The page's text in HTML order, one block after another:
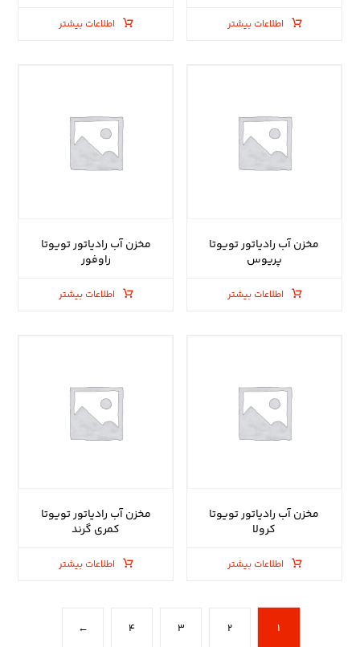
اطلاعات بیشتر اطلاعات بیشتر
مخزن آب رادیاتور تویوتا
پریوس
اطلاعات بیشتر
مخزن آب رادیاتور تویوتا
راوفور
اطلاعات بیشتر
مخزن آب رادیاتور تویوتا
کرولا
اطلاعات بیشتر
مخزن آب رادیاتور تویوتا
کمری گرند
اطلاعات بیشتر
۱ ۲ ۳ ۴ ←